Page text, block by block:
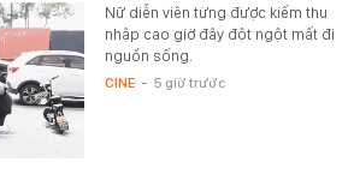
Nữ diễn viên từng được kiếm thu
nhập cao giờ đây đột ngột mất đi
nguồn sống.
CINE - 5 giờ trước